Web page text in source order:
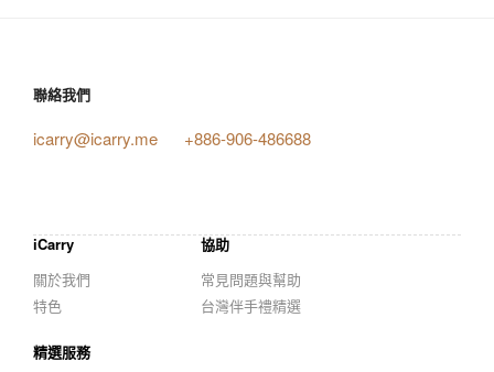
聯絡我們
icarry@icarry.me +886-906-486688
iCarry
關於我們
特色
協助
常見問題與幫助
台灣伴手禮精選
精選服務